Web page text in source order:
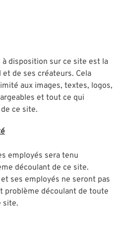
disposition sur ce site est la
de ses créateurs. Cela
aux images, textes, logos,
et tout ce qui
ce site.
employés sera tenu
découlant de ce site.
ses employés ne seront pas
problème découlant de toute
site.